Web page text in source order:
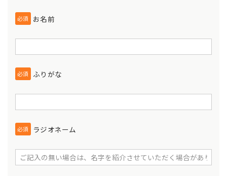
必須 お名前
必須 ふりがな
必須 ラジオネーム